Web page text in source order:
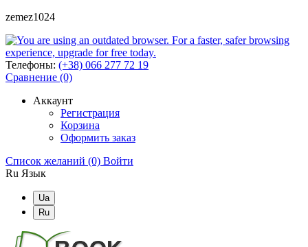
zemez1024
Телефоны: (+38) 066 277 72 19
Сравнение (0)
Аккаунт
Регистрация
Корзина
Оформить заказ
Список желаний (0) Войти
Ru Язык
Ua
Ru